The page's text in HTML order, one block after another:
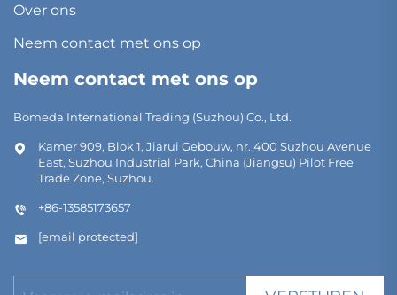
Over ons
Neem contact met ons op
Neem contact met ons op
Bomeda International Trading (Suzhou) Co., Ltd.
Kamer 909, Blok 1, Jiarui Gebouw, nr. 400 Suzhou Avenue
East, Suzhou Industrial Park, China (Jiangsu) Pilot Free
Trade Zone, Suzhou.
+86-13585173657
[email protected]